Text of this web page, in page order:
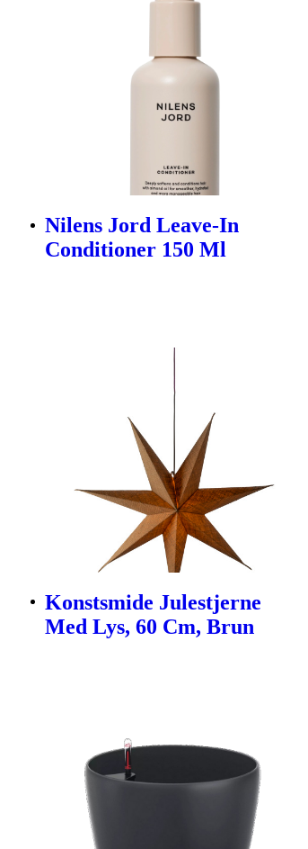
Nilens Jord Leave-In
Conditioner 150 Ml
Konstsmide Julestjerne
Med Lys, 60 Cm, Brun